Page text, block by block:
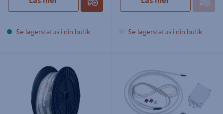
Se lagerstatus i din butik Se lagerstatus i din butik